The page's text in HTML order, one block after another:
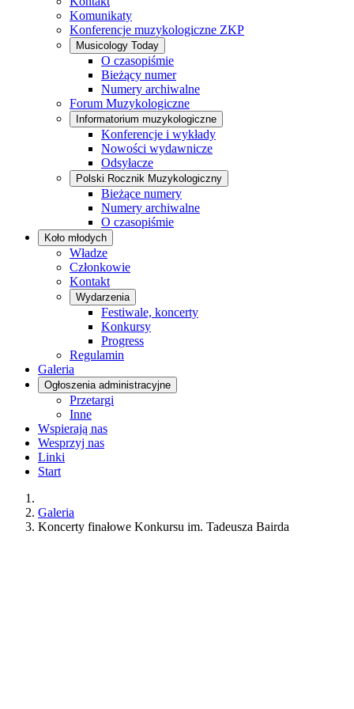
Komunikaty
Konferencje muzykologiczne ZKP
Musicology Today
O czasopiśmie
Bieżący numer
Numery archiwalne
Forum Muzykologiczne
Informatorium muzykologiczne
Konferencje i wykłady
Nowości wydawnicze
Odsyłacze
Polski Rocznik Muzykologiczny
Bieżące numery
Numery archiwalne
O czasopiśmie
Koło młodych
Władze
Członkowie
Kontakt
Wydarzenia
Festiwale, koncerty
Konkursy
Progress
Regulamin
Galeria
Ogłoszenia administracyjne
Przetargi
Inne
Wspierają nas
Wesprzyj nas
Linki
Start
Galeria
Koncerty finałowe Konkursu im. Tadeusza Bairda